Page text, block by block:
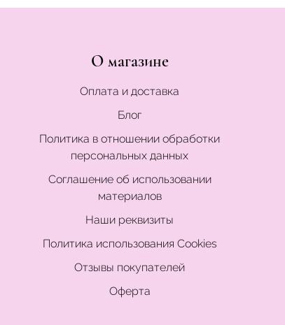
О магазине
Оплата и доставка
Блог
Политика в отношении обработки
персональных данных
Соглашение об использовании
материалов
Наши реквизиты
Политика использования Cookies
Отзывы покупателей
Оферта